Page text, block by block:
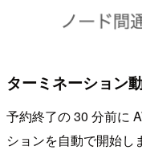
ターミネーション
予約終了の 30 分前に
ションを自動で開始し